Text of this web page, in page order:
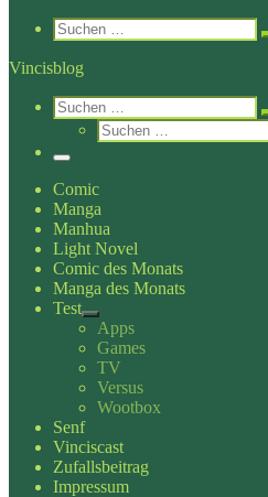
Search
Suche
Vincisblog
Search
Suche
Suche
Menü
Comic
Manga
Manhua
Light Novel
Comic des Monats
Manga des Monats
Test
Apps
Games
TV
Versus
Wootbox
Senf
Vinciscast
Zufallsbeitrag
Impressum